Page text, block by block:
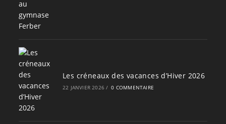
Les créneaux des vacances d’Hiver 2026
22 JANVIER 2026 / 0 COMMENTAIRE